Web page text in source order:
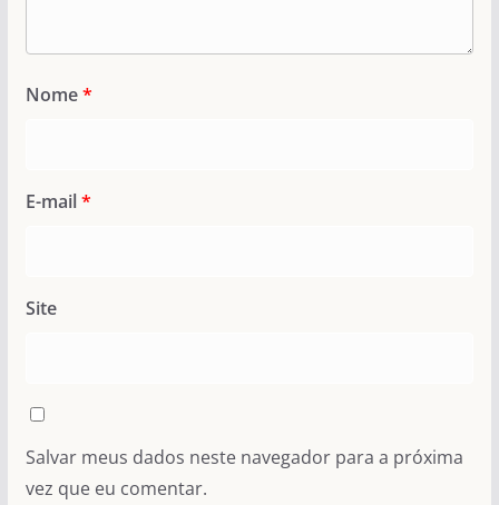
Nome*
E-mail*
Site
Salvar meus dados neste navegador para a próxima
vez que eu comentar.